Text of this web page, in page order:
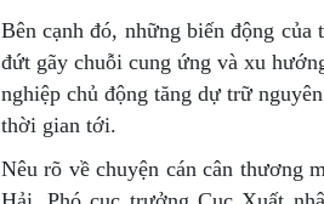
Bên cạnh đó, những biến động
đứt gãy chuỗi cung ứng và xu
nghiệp chủ động tăng dự trữ
thời gian tới.
Nêu rõ về chuyện cán cân thương